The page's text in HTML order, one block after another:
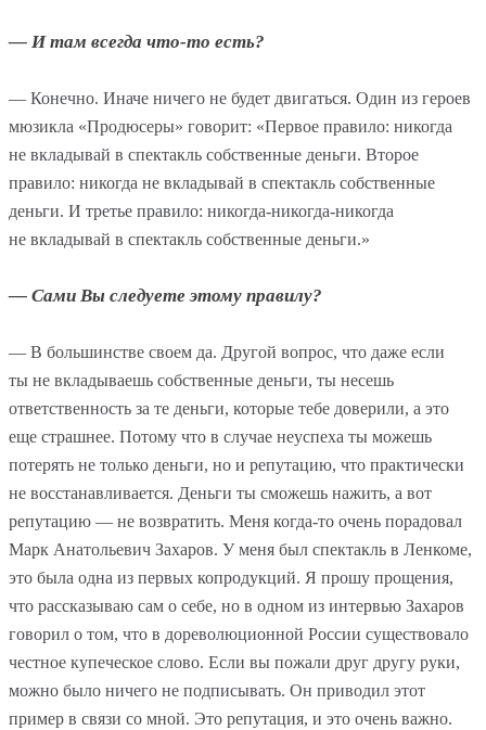
— И там всегда что-то есть?
— Конечно. Иначе ничего не будет двигаться. Один из героев
мюзикла «Продюсеры» говорит: «Первое правило: никогда
не вкладывай в спектакль собственные деньги. Второе
правило: никогда не вкладывай в спектакль собственные
деньги. И третье правило: никогда-никогда-никогда
не вкладывай в спектакль собственные деньги.»
— Сами Вы следуете этому правилу?
— В большинстве своем да. Другой вопрос, что даже если
ты не вкладываешь собственные деньги, ты несешь
ответственность за те деньги, которые тебе доверили, а это
еще страшнее. Потому что в случае неуспеха ты можешь
потерять не только деньги, но и репутацию, что практически
не восстанавливается. Деньги ты сможешь нажить, а вот
репутацию — не возвратить. Меня когда-то очень порадовал
Марк Анатольевич Захаров. У меня был спектакль в Ленкоме,
это была одна из первых копродукций. Я прошу прощения,
что рассказываю сам о себе, но в одном из интервью Захаров
говорил о том, что в дореволюционной России существовало
честное купеческое слово. Если вы пожали друг другу руки,
можно было ничего не подписывать. Он приводил этот
пример в связи со мной. Это репутация, и это очень важно.